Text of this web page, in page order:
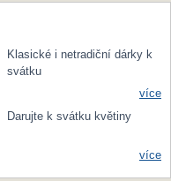
Klasické i netradiční dárky k
svátku
více
Darujte k svátku květiny
více